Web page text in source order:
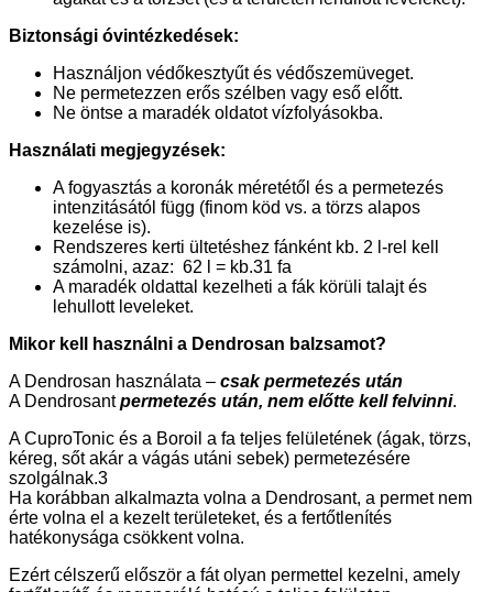
Biztonsági óvintézkedések:
Használjon védőkesztyűt és védőszemüveget.
Ne permetezzen erős szélben vagy eső előtt.
Ne öntse a maradék oldatot vízfolyásokba.
Használati megjegyzések:
A fogyasztás a koronák méretétől és a permetezés
intenzitásától függ (finom köd vs. a törzs alapos
kezelése is).
Rendszeres kerti ültetéshez fánként kb. 2 l-rel kell
számolni, azaz: 62 l = kb.31 fa
A maradék oldattal kezelheti a fák körüli talajt és
lehullott leveleket.
Mikor kell használni a Dendrosan balzsamot?
A Dendrosan használata – csak permetezés után
A Dendrosantpermetezés után, nem előtte kell felvinni.
A CuproTonic és a Boroil a fa teljes felületének (ágak, törzs,
kéreg, sőt akár a vágás utáni sebek) permetezésére
szolgálnak.3
Ha korábban alkalmazta volna a Dendrosant, a permet nem
érte volna el a kezelt területeket, és a fertőtlenítés
hatékonysága csökkent volna.
Ezért célszerű először a fát olyan permettel kezelni, amely